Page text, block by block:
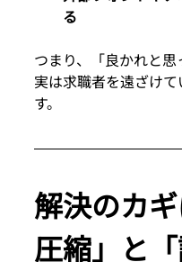
る
つまり、「良かれと思
実は求職者を遠ざけ
す。
解決のカ
圧縮」と